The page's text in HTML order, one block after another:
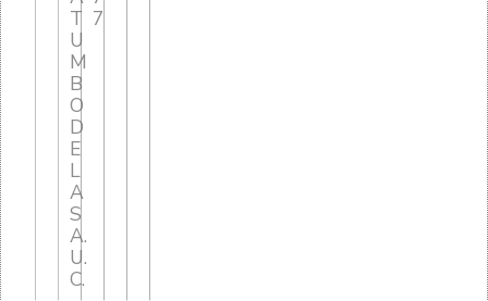
T
U
M
B
O
D
E
L
A
S
A.
U.
C.
7